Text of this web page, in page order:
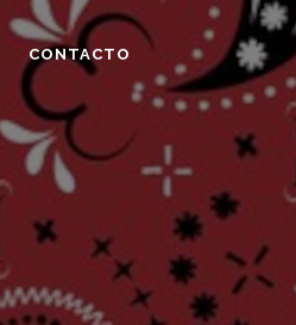
CONTACTO